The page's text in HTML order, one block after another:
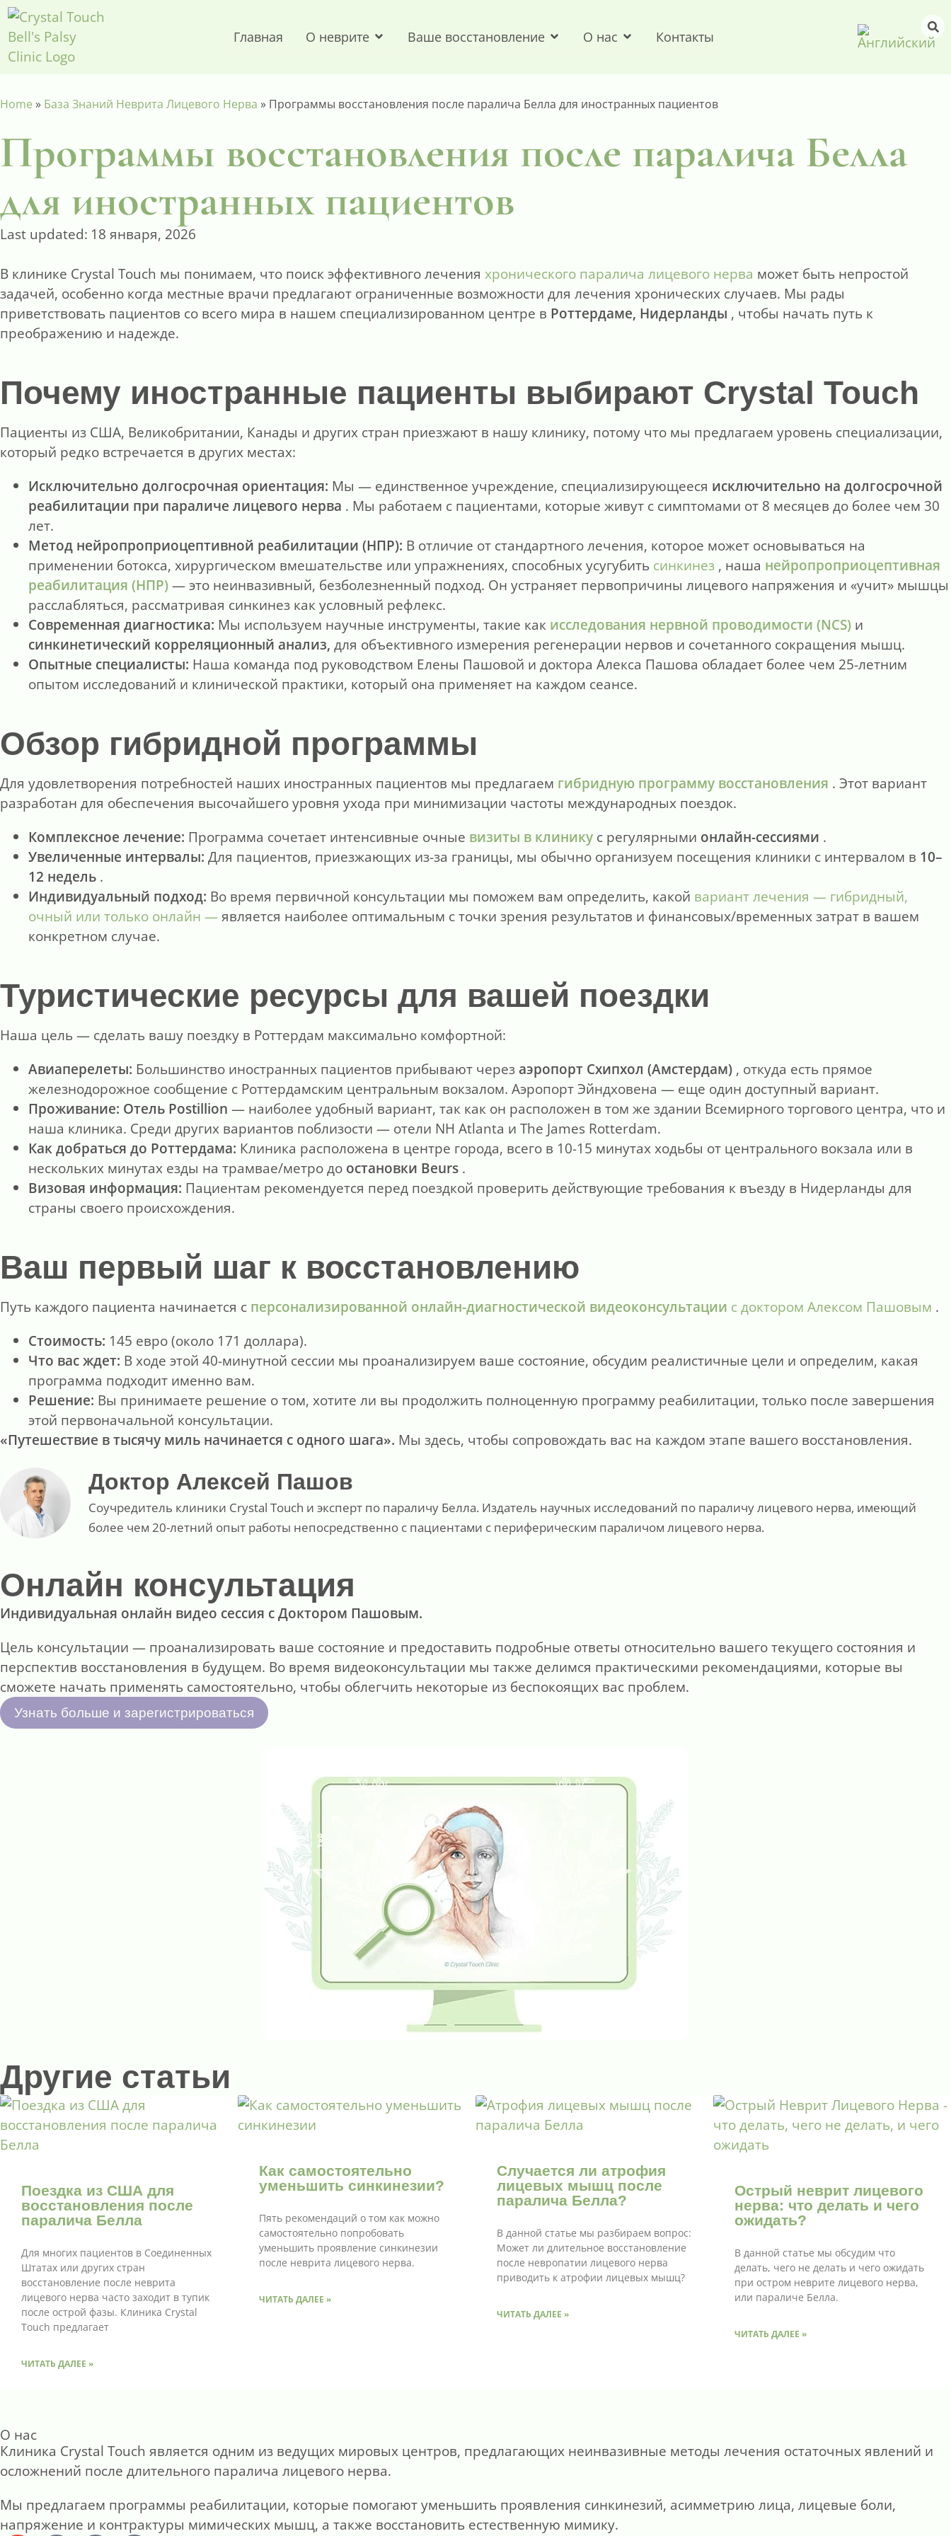
Главная О неврите Ваше восстановление О нас Контакты
Home » База Знаний Неврита Лицевого Нерва » Программы восстановления после паралича Белла для иностранных пациентов
Программы восстановления после паралича Белла
для иностранных пациентов
Last updated: 18 января, 2026
В клинике Crystal Touch мы понимаем, что поиск эффективного лечения хронического паралича лицевого нерва может быть непростой
задачей, особенно когда местные врачи предлагают ограниченные возможности для лечения хронических случаев. Мы рады
приветствовать пациентов со всего мира в нашем специализированном центре в Роттердаме, Нидерланды , чтобы начать путь к
преображению и надежде.
Почему иностранные пациенты выбирают Crystal Touch
Пациенты из США, Великобритании, Канады и других стран приезжают в нашу клинику, потому что мы предлагаем уровень специализации,
который редко встречается в других местах:
Исключительно долгосрочная ориентация: Мы — единственное учреждение, специализирующееся исключительно на долгосрочной
реабилитации при параличе лицевого нерва . Мы работаем с пациентами, которые живут с симптомами от 8 месяцев до более чем 30
лет.
Метод нейропроприоцептивной реабилитации (НПР): В отличие от стандартного лечения, которое может основываться на
применении ботокса, хирургическом вмешательстве или упражнениях, способных усугубить синкинез , наша нейропроприоцептивная
реабилитация (НПР)— это неинвазивный, безболезненный подход. Он устраняет первопричины лицевого напряжения и «учит» мышцы
расслабляться, рассматривая синкинез как условный рефлекс.
Современная диагностика: Мы используем научные инструменты, такие как исследования нервной проводимости (NCS) и
синкинетический корреляционный анализ, для объективного измерения регенерации нервов и сочетанного сокращения мышц.
Опытные специалисты: Наша команда под руководством Елены Пашовой и доктора Алекса Пашова обладает более чем 25-летним
опытом исследований и клинической практики, который она применяет на каждом сеансе.
Обзор гибридной программы
Для удовлетворения потребностей наших иностранных пациентов мы предлагаем гибридную программу восстановления . Этот вариант
разработан для обеспечения высочайшего уровня ухода при минимизации частоты международных поездок.
Комплексное лечение: Программа сочетает интенсивные очные визиты в клинику с регулярными онлайн-сессиями .
Увеличенные интервалы: Для пациентов, приезжающих из-за границы, мы обычно организуем посещения клиники с интервалом в 10–
12 недель .
Индивидуальный подход: Во время первичной консультации мы поможем вам определить, какой вариант лечения — гибридный,
очный или только онлайн —является наиболее оптимальным с точки зрения результатов и финансовых/временных затрат в вашем
конкретном случае.
Туристические ресурсы для вашей поездки
Наша цель — сделать вашу поездку в Роттердам максимально комфортной:
Авиаперелеты: Большинство иностранных пациентов прибывают черезаэропорт Схипхол (Амстердам) , откуда есть прямое
железнодорожное сообщение с Роттердамским центральным вокзалом. Аэропорт Эйндховена — еще один доступный вариант.
Проживание: Отель Postillion — наиболее удобный вариант, так как он расположен в том же здании Всемирного торгового центра, что и
наша клиника. Среди других вариантов поблизости — отели NH Atlanta и The James Rotterdam.
Как добраться до Роттердама: Клиника расположена в центре города, всего в 10-15 минутах ходьбы от центрального вокзала или в
нескольких минутах езды на трамвае/метро до остановки Beurs .
Визовая информация: Пациентам рекомендуется перед поездкой проверить действующие требования к въезду в Нидерланды для
страны своего происхождения.
Ваш первый шаг к восстановлению
Путь каждого пациента начинается с персонализированной онлайн-диагностической видеоконсультации с доктором Алексом Пашовым .
Стоимость: 145 евро (около 171 доллара).
Что вас ждет: В ходе этой 40-минутной сессии мы проанализируем ваше состояние, обсудим реалистичные цели и определим, какая
программа подходит именно вам.
Решение: Вы принимаете решение о том, хотите ли вы продолжить полноценную программу реабилитации, только после завершения
этой первоначальной консультации.
«Путешествие в тысячу миль начинается с одного шага». Мы здесь, чтобы сопровождать вас на каждом этапе вашего восстановления.
Доктор Алексей Пашов
Соучредитель клиники Crystal Touch и эксперт по параличу Белла. Издатель научных исследований по параличу лицевого нерва, имеющий
более чем 20-летний опыт работы непосредственно с пациентами с периферическим параличом лицевого нерва.
Онлайн консультация
Индивидуальная онлайн видео сессия с Доктором Пашовым.
Цель консультации — проанализировать ваше состояние и предоставить подробные ответы относительно вашего текущего состояния и
перспектив восстановления в будущем. Во время видеоконсультации мы также делимся практическими рекомендациями, которые вы
сможете начать применять самостоятельно, чтобы облегчить некоторые из беспокоящих вас проблем.
Узнать больше и зарегистрироваться
Другие статьи
Поездка из США для
восстановления после
паралича Белла
Для многих пациентов в Соединенных
Штатах или других стран
восстановление после неврита
лицевого нерва часто заходит в тупик
после острой фазы. Клиника Crystal
Touch предлагает
ЧИТАТЬ ДАЛЕЕ »
Как самостоятельно
уменьшить синкинезии?
Пять рекомендаций о том как можно
самостоятельно попробовать
уменьшить проявление синкинезии
после неврита лицевого нерва.
ЧИТАТЬ ДАЛЕЕ »
Случается ли атрофия
лицевых мышц после
паралича Белла?
В данной статье мы разбираем вопрос:
Может ли длительное восстановление
после невропатии лицевого нерва
приводить к атрофии лицевых мышц?
ЧИТАТЬ ДАЛЕЕ »
Острый неврит лицевого
нерва: что делать и чего
ожидать?
В данной статье мы обсудим что
делать, чего не делать и чего ожидать
при остром неврите лицевого нерва,
или параличе Белла.
ЧИТАТЬ ДАЛЕЕ »
О нас
Клиника Crystal Touch является одним из ведущих мировых центров, предлагающих неинвазивные методы лечения остаточных явлений и
осложнений после длительного паралича лицевого нерва.
Мы предлагаем программы реабилитации, которые помогают уменьшить проявления синкинезий, асимметрию лица, лицевые боли,
напряжение и контрактуры мимических мышц, а также восстановить естественную мимику.